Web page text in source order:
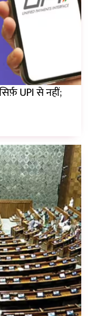
UPI से नहीं;